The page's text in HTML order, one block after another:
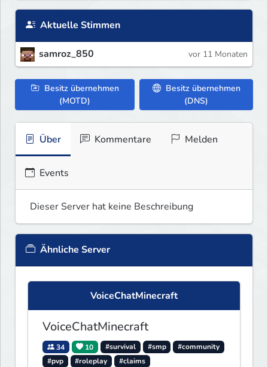
Aktuelle Stimmen
samroz_850 vor 11 Monaten
Besitz übernehmen
(MOTD)
Besitz übernehmen
(DNS)
Über Kommentare Melden
Events
Dieser Server hat keine Beschreibung
Ähnliche Server
VoiceChatMinecraft
VoiceChatMinecraft
34 10 #survival #smp
#community
#pvp
#roleplay #claims